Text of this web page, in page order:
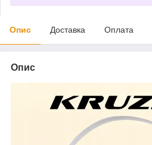
Опис Доставка Оплата
Опис